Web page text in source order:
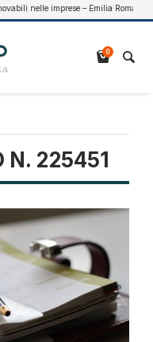
nelle imprese – Emilia Romagna
0
N. 225451